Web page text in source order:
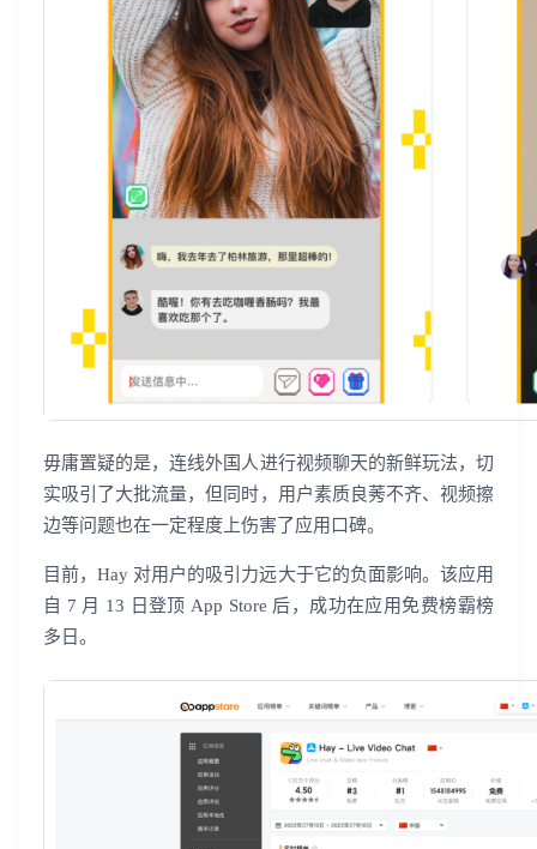
毋庸置疑的是，连线外国人进行视频聊天的新鲜玩法，切
实吸引了大批流量，但同时，用户素质良莠不齐、视频擦
边等问题也在一定程度上伤害了应用口碑。
目前，Hay 对用户的吸引力远大于它的负面影响。该应用
自 7 月 13 日登顶 App Store 后，成功在应用免费榜霸榜
多日。